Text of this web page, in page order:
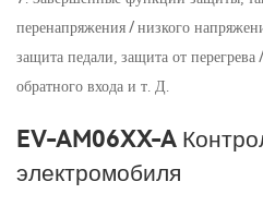
перенапряжения / низкого
защита педали, защита от перегрева
обратного входа и т. Д.
EV-AM06XX-A
электромобиля